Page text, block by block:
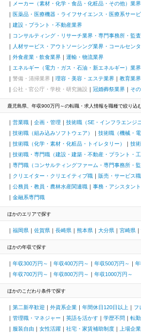
メーカー（素材・化学・食品・化粧品・その他）業界
医薬品・医療機器・ライフサイエンス・医療系サービ
建設・プラント・不動産業界
コンサルティング・リサーチ業界・専門事務所・監
人材サービス・アウトソーシング業界・コールセン
外食産業・飲食業界
運輸・物流業界
エネルギー（電力・ガス・石油・新エネルギー）業界
警備・清掃業界
理容・美容・エステ業界 教育業界
公社・官公庁・学校・研究施設
冠婚葬祭業界 そ
鹿児島県、年収900万円～の転職・求人情報を職種で絞り込
営業職 企画・管理
技術職（SE・インフラエンジ
技術職（組み込みソフトウェア）
技術職（機械・電
技術職（化学・素材・化粧品・トイレタリー）
技
技術職・専門職（建設・建築・不動産・プラント・工
専門職（コンサルティングファーム・専門事務所・監
クリエイター・クリエイティブ職
販売・サービス職
公務員・教員・農林水産関連職
事務・アシスタント
金融系専門職
ほかのエリアで探す
福岡県 佐賀県 長崎県 熊本県 大分県 宮崎県
ほかの年収で探す
年収300万円～ 年収400万円～ 年収500万円～
年収700万円～
年収800万円～ 年収1000万円～
ほかのこだわり条件で探す
第二新卒歓迎 外資系企業 年間休日120日以上
フ
管理職・マネジャー
英語を活かす 学歴不問
転
服装自由
女性活躍 社宅・家賃補助制度 上場企業